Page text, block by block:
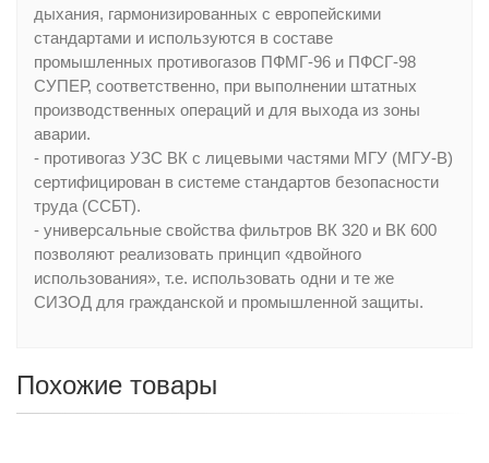
дыхания, гармонизированных с европейскими
стандартами и используются в составе
промышленных противогазов ПФМГ-96 и ПФСГ-98
СУПЕР, соответственно, при выполнении штатных
производственных операций и для выхода из зоны
аварии.
- противогаз УЗС ВК с лицевыми частями МГУ (МГУ-В)
сертифицирован в системе стандартов безопасности
труда (ССБТ).
- универсальные свойства фильтров ВК 320 и ВК 600
позволяют реализовать принцип «двойного
использования», т.е. использовать одни и те же
СИЗОД для гражданской и промышленной защиты.
Похожие товары